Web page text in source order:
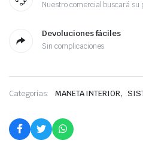
Nuestro comercial buscará su
Devoluciones fáciles
Sin complicaciones
Categorías: MANETA INTERIOR,